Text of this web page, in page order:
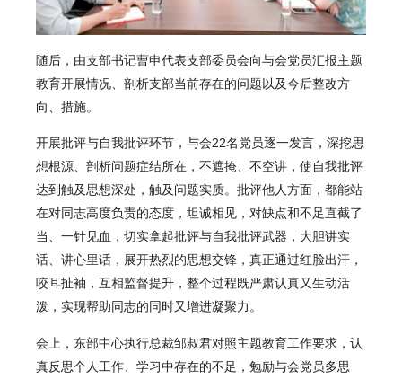
随后，由支部书记曹申代表支部委员会向与会党员汇报主题
教育开展情况、剖析支部当前存在的问题以及今后整改方
向、措施。
开展批评与自我批评环节，与会22名党员逐一发言，深挖思
想根源、剖析问题症结所在，不遮掩、不空讲，使自我批评
达到触及思想深处，触及问题实质。批评他人方面，都能站
在对同志高度负责的态度，坦诚相见，对缺点和不足直截了
当、一针见血，切实拿起批评与自我批评武器，大胆讲实
话、讲心里话，展开热烈的思想交锋，真正通过红脸出汗，
咬耳扯袖，互相监督提升，整个过程既严肃认真又生动活
泼，实现帮助同志的同时又增进凝聚力。
会上，东部中心执行总裁邹叔君对照主题教育工作要求，认
真反思个人工作、学习中存在的不足，勉励与会党员多思